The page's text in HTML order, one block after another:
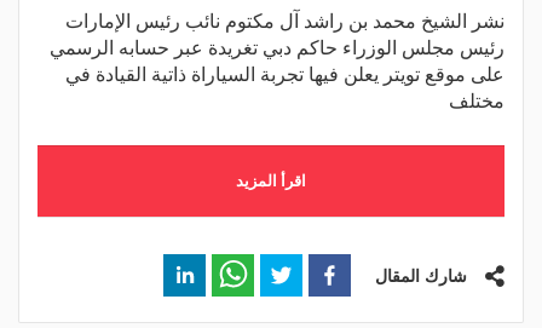
نشر الشيخ محمد بن راشد آل مكتوم نائب رئيس الإمارات
رئيس مجلس الوزراء حاكم دبي تغريدة عبر حسابه الرسمي
على موقع تويتر يعلن فيها تجربة السياراة ذاتية القيادة في
مختلف
اقرأ المزيد
شارك المقال